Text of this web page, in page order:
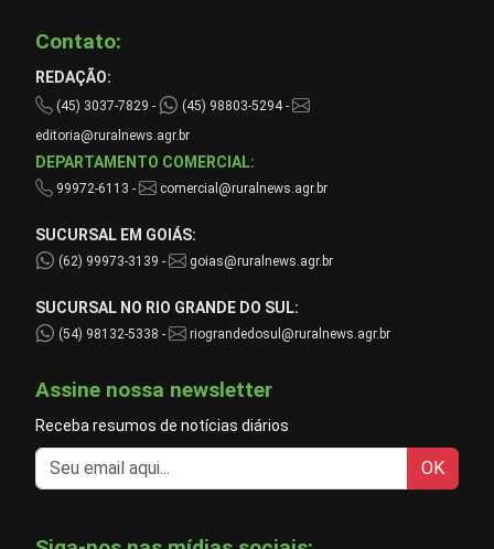
Contato:
REDAÇÃO:
(45) 3037-7829 -
(45) 98803-5294 -
editoria@ruralnews.agr.br
DEPARTAMENTO COMERCIAL:
99972-6113 - comercial@ruralnews.agr.br
SUCURSAL EM GOIÁS:
(62) 99973-3139 - goias@ruralnews.agr.br
SUCURSAL NO RIO GRANDE DO SUL:
(54) 98132-5338 - riograndedosul@ruralnews.agr.br
Assine nossa newsletter
Receba resumos de notícias diários
OK